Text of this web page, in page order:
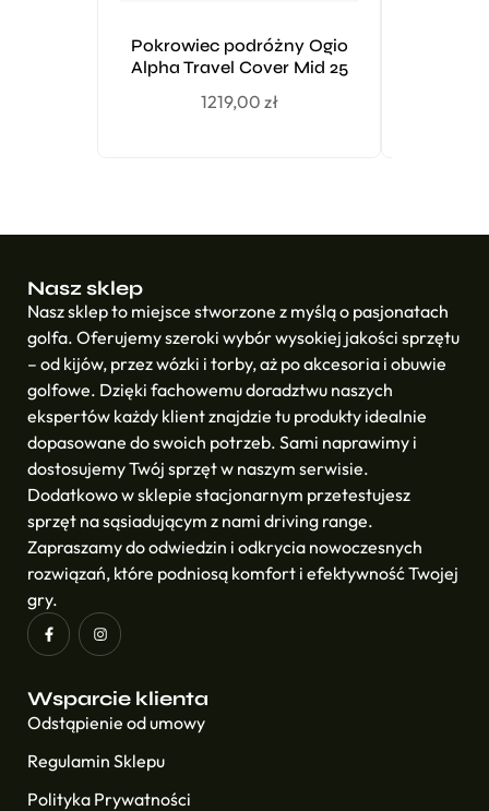
Pokrowiec podróżny Ogio
Alpha Travel Cover Mid 25
1219,00 zł
Nasz sklep
Nasz sklep to miejsce stworzone z myślą o pasjonatach
golfa. Oferujemy szeroki wybór wysokiej jakości sprzętu
– od kijów, przez wózki i torby, aż po akcesoria i obuwie
golfowe. Dzięki fachowemu doradztwu naszych
ekspertów każdy klient znajdzie tu produkty idealnie
dopasowane do swoich potrzeb. Sami naprawimy i
dostosujemy Twój sprzęt w naszym serwisie.
Dodatkowo w sklepie stacjonarnym przetestujesz
sprzęt na sąsiadującym z nami driving range.
Zapraszamy do odwiedzin i odkrycia nowoczesnych
rozwiązań, które podniosą komfort i efektywność Twojej
gry.
Wsparcie klienta
Odstąpienie od umowy
Regulamin Sklepu
Polityka Prywatności